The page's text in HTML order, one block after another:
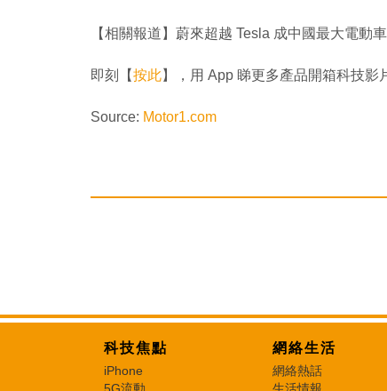
【相關報道】蔚來超越 Tesla 成中國最大電動
即刻【按此】，用 App 睇更多產品開箱科技影
Source: Motor1.com
科技焦點
iPhone
網絡生活
網絡熱話